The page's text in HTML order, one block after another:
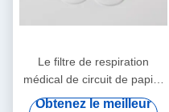
Le filtre de respiration
médical de circuit de papier
filtre de HMEF HME a ridé le
Obtenez le meilleur